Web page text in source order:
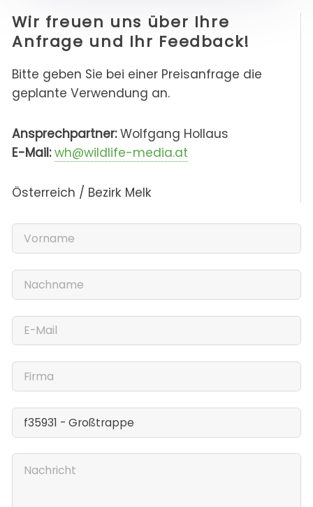
Wir freuen uns über Ihre
Anfrage und Ihr Feedback!
Bitte geben Sie bei einer Preisanfrage die
geplante Verwendung an.
Ansprechpartner:Wolfgang Hollaus
E-Mail: wh@wildlife-media.at
Österreich / Bezirk Melk